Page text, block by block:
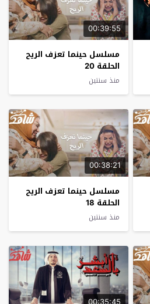
00:39:55
مسلسل حينما تعزف الريح
الحلقة 20
منذ سنتين
00:38:21
مسلسل حينما تعزف الريح
الحلقة 18
منذ سنتين